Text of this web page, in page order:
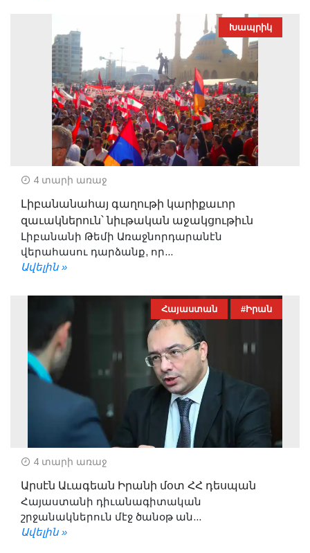
Խապրիկ
4 տարի առաջ
Լիբանանահայ գաղութի կարիքաւոր
զաւակներուն՝ նիւթական աջակցութիւն
Լիբանանի Թեմի Առաջնորդարանէն
վերահասու դարձանք, որ...
Ավելին »
Հայաստան #Իրան
4 տարի առաջ
Արսէն Աւագեան Իրանի մօտ ՀՀ դեսպան
Հայաստանի դիւանագիտական
շրջանակներուն մէջ ծանօթ ան...
Ավելին »